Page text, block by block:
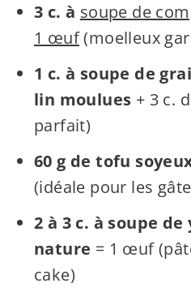
3 c. à soupe de
1 œuf(moelleux
1 c. à soupe de
lin moulues + 3 c.
parfait)
60 g de tofu
(idéale pour les
2 à 3 c. à soupe
nature = 1 œuf
cake)